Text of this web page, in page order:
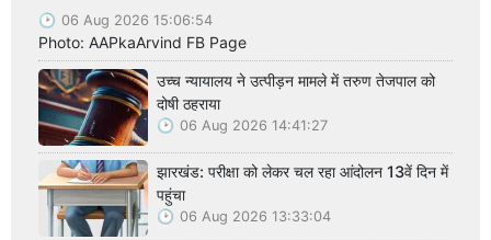
06 Aug 2026 15:06:54
Photo: AAPkaArvind FB Page
उच्च न्यायालय ने उत्पीड़न मामले में तरुण तेजपाल को
दोषी ठहराया
06 Aug 2026 14:41:27
झारखंड: परीक्षा को लेकर चल रहा आंदोलन 13वें दिन में
पहुंचा
06 Aug 2026 13:33:04